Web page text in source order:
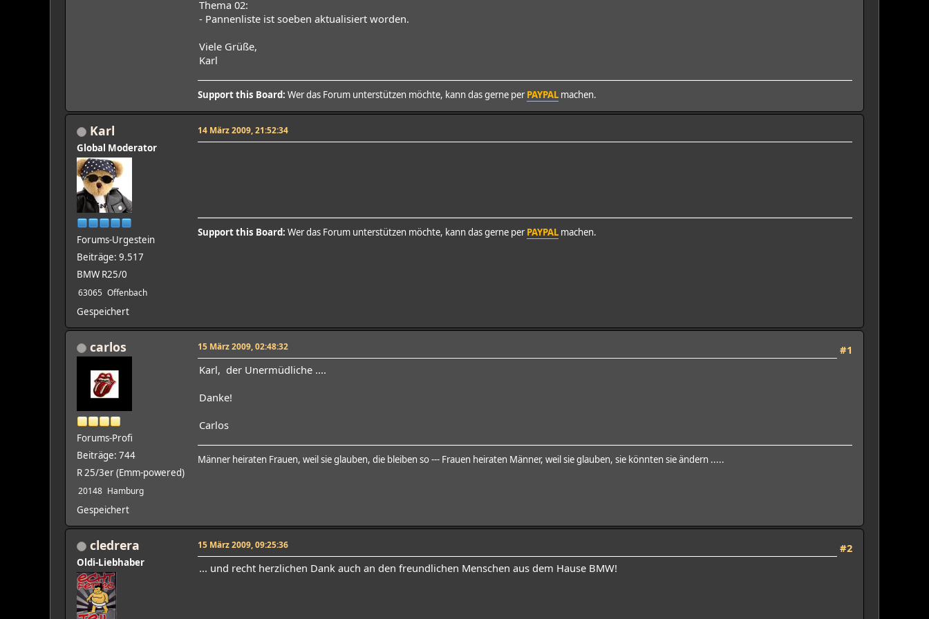
Thema 02:
- Pannenliste ist soeben aktualisiert worden.
Viele Grüße,
Karl
Support this Board: Wer das Forum unterstützen möchte, kann das gerne perPAYPAL machen.
Karl
Global Moderator
Forums-Urgestein
Beiträge: 9.517
BMW R25/0
63065 Offenbach
Gespeichert
14 März 2009, 21:52:34
Support this Board: Wer das Forum unterstützen möchte, kann das gerne perPAYPAL machen.
carlos
Forums-Profi
Beiträge: 744
R 25/3er (Emm-powered)
20148 Hamburg
Gespeichert
#1
15 März 2009, 02:48:32
Karl, der Unermüdliche ....
Danke!
Carlos
Männer heiraten Frauen, weil sie glauben, die bleiben so --- Frauen heiraten Männer, weil sie glauben, sie könnten sie ändern .....
cledrera
Oldi-Liebhaber
#2
15 März 2009, 09:25:36
... und recht herzlichen Dank auch an den freundlichen Menschen aus dem Hause BMW!